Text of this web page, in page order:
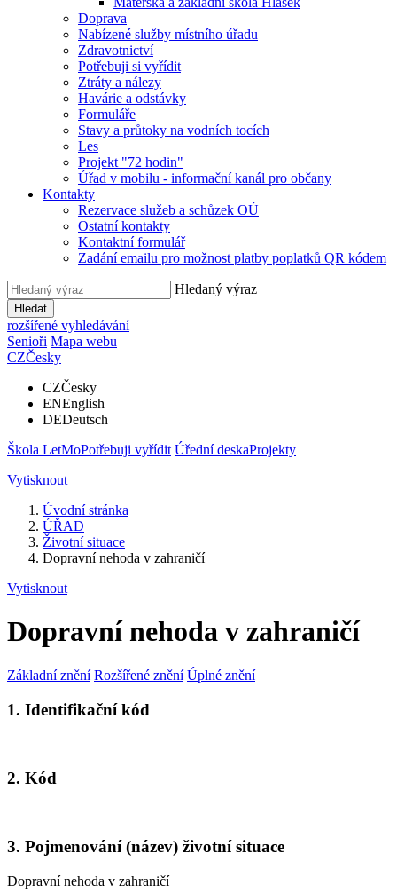
Doprava
Nabízené služby místního úřadu
Zdravotnictví
Potřebuji si vyřídit
Ztráty a nálezy
Havárie a odstávky
Formuláře
Stavy a průtoky na vodních tocích
Les
Projekt "72 hodin"
Úřad v mobilu - informační kanál pro občany
Kontakty
Rezervace služeb a schůzek OÚ
Ostatní kontakty
Kontaktní formulář
Zadání emailu pro možnost platby poplatků QR kódem
Hledaný výraz
Hledat
rozšířené vyhledávání
Senioři Mapa webu
CZČesky
CZČesky
ENEnglish
DEDeutsch
Škola LetMoPotřebuji vyřídit Úřední deskaProjekty
Vytisknout
Úvodní stránka
ÚŘAD
Životní situace
Dopravní nehoda v zahraničí
Vytisknout
Dopravní nehoda v zahraničí
Základní znění Rozšířené znění Úplné znění
1. Identifikační kód
2. Kód
3. Pojmenování (název) životní situace
Dopravní nehoda v zahraničí